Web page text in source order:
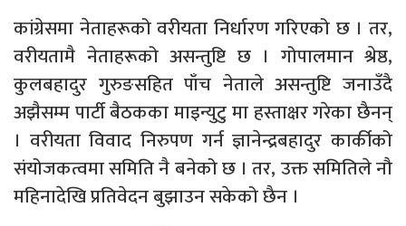
कांग्रेसमा नेताहरूको वरीयता निर्धारण गरिएको छ । तर,
वरीयतामै नेताहरूको असन्तुष्टि छ । गोपालमान श्रेष्ठ,
कुलबहादुर गुरुङसहित पाँच नेताले असन्तुष्टि जनाउँदै
अझैसम्म पार्टी बैठकका माइन्युटु मा हस्ताक्षर गरेका छैनन्
। वरीयता विवाद निरुपण गर्न ज्ञानेन्द्रबहादुर कार्कीको
संयोजकत्वमा समिति नै बनेको छ । तर, उक्त समितिले नौ
महिनादेखि प्रतिवेदन बुझाउन सकेको छैन ।